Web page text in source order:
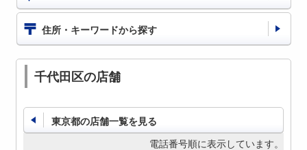
住所・キーワードから探す
千代田区の店舗
東京都の店舗一覧を見る
電話番号順に表示しています。